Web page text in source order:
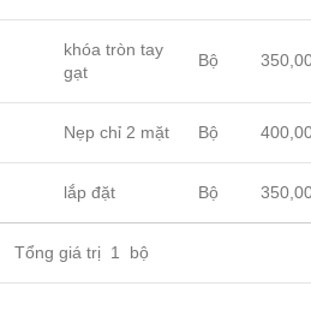
khóa tròn tay
gạt
Bộ
Nẹp chỉ 2 mặt Bộ
lắp đặt Bộ
Tổng giá trị 1 bộ